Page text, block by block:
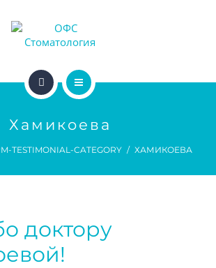
Хамикоева
TESTIMONIAL-CATEGORY ХАМИКОЕВА
доктору